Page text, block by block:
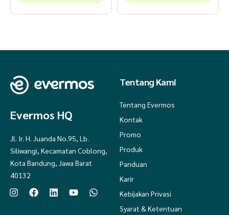
Evermos HQ
Jl. Ir. H. Juanda No.95, Lb.
Siliwangi, Kecamatan Coblong,
Kota Bandung, Jawa Barat
40132
Tentang Kami
Tentang Evermos
Kontak
Promo
Produk
Panduan
Karir
Kebijakan Privasi
Syarat & Ketentuan